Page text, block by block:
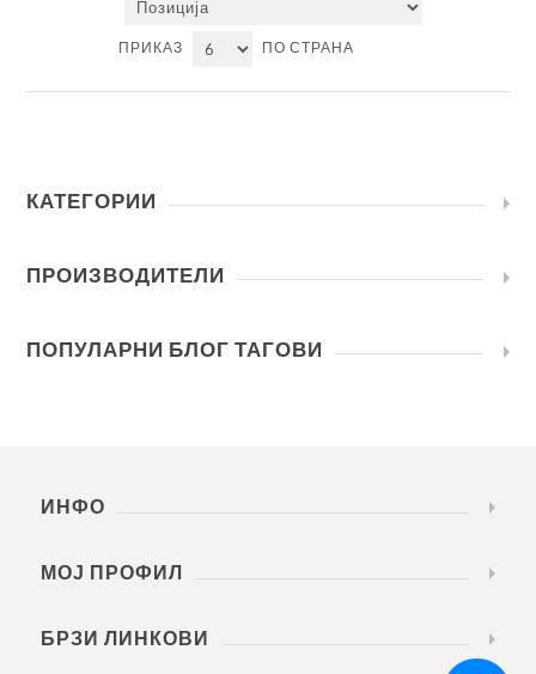
ПРИКАЗ ПО СТРАНА
КАТЕГОРИИ
ПРОИЗВОДИТЕЛИ
ПОПУЛАРНИ БЛОГ ТАГОВИ
ИНФО
МОЈ ПРОФИЛ
БРЗИ ЛИНКОВИ